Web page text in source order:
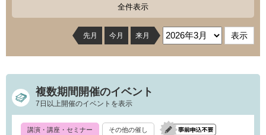
全件表示
先月 今月 来月
複数期間開催のイベント
7日以上開催のイベントを表示
講演・講座・セミナー その他の催し